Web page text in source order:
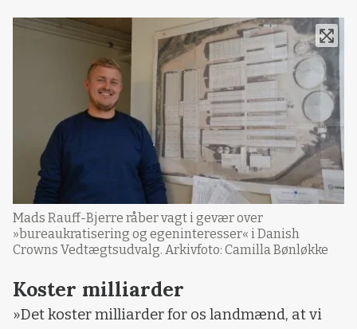
Mads Rauff-Bjerre råber vagt i gevær over
»bureaukratisering og egeninteresser« i Danish
Crowns Vedtægtsudvalg. Arkivfoto: Camilla Bønløkke
Koster milliarder
»Det koster milliarder for os landmænd, at vi